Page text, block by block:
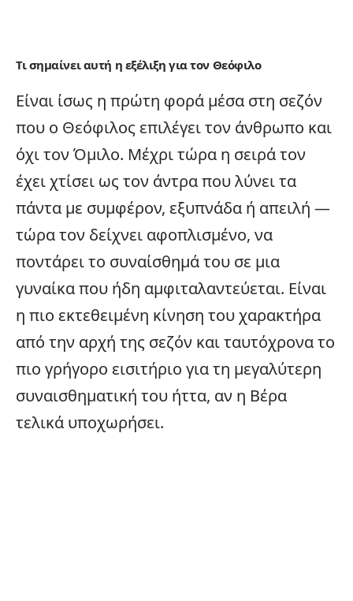
Τι σημαίνει αυτή η εξέλιξη για τον Θεόφιλο
Είναι ίσως η πρώτη φορά μέσα στη σεζόν
που ο Θεόφιλος επιλέγει τον άνθρωπο και
όχι τον Όμιλο. Μέχρι τώρα η σειρά τον
έχει χτίσει ως τον άντρα που λύνει τα
πάντα με συμφέρον, εξυπνάδα ή απειλή —
τώρα τον δείχνει αφοπλισμένο, να
ποντάρει το συναίσθημά του σε μια
γυναίκαπου ήδη αμφιταλαντεύεται. Είναι
η πιο εκτεθειμένη κίνηση του χαρακτήρα
από την αρχή της σεζόν και ταυτόχρονα το
πιο γρήγορο εισιτήριο για τη μεγαλύτερη
συναισθηματική του ήττα, αν η Βέρα
τελικά υποχωρήσει.